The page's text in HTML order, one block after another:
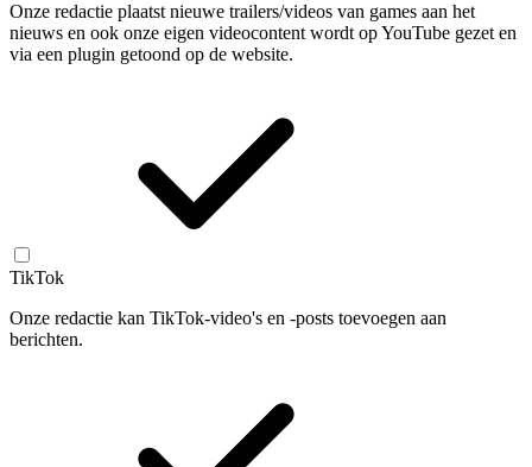
Onze redactie plaatst nieuwe trailers/videos van games aan het
nieuws en ook onze eigen videocontent wordt op YouTube gezet en
via een plugin getoond op de website.
TikTok
Onze redactie kan TikTok-video's en -posts toevoegen aan
berichten.